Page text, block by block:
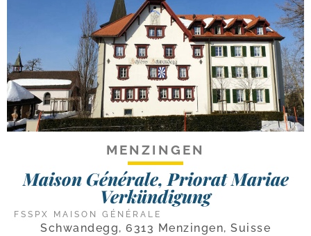
MENZINGEN
Maison Générale, Priorat Mariae
Verkündigung
FSSPX MAISON GÉNÉRALE
Schwandegg, 6313 Menzingen, Suisse